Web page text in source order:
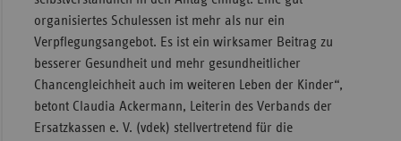
organisiertes Schulessen ist mehr als nur ein
Verpflegungsangebot. Es ist ein wirksamer Beitrag zu
besserer Gesundheit und mehr gesundheitlicher
Chancengleichheit auch im weiteren Leben der Kinder“,
betont Claudia Ackermann, Leiterin des Verbands der
Ersatzkassen e. V. (vdek) stellvertretend für die